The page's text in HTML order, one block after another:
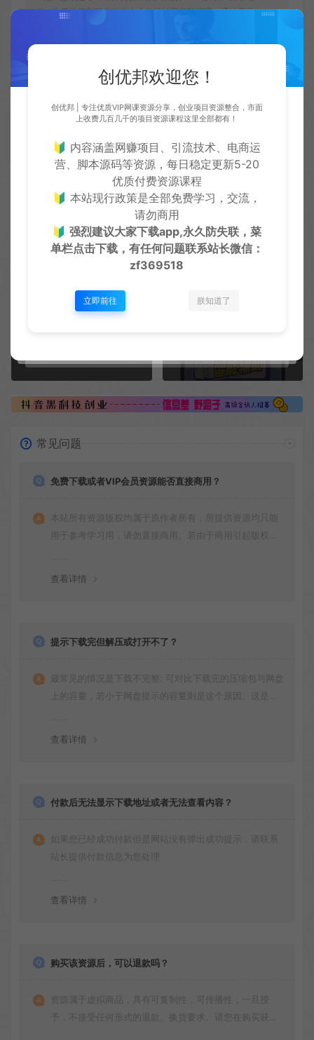
条：为了学习和研究软件内含的设计思想和原理，通过安装、
显示、传输或者存储软件等方式使用软件的，可以不经软件著
得商用，若因商用引起的版权纠纷，一切责任均由使用者自行
承担，本平台所属公司及其雇员不承担任何法律责任。
务。侵删请致信E-mail：cyb12340@163.com
创优邦 脚本卡密
安卓幸运破解器v11.4.7 官方最新版
https://cy.zhaishanghui.cn/40155.html
创优邦，12年风雨同舟，欢迎您一起缔造！
常见问题
免费下载或者VIP会员资源能否直接商用？
本站所有资源版权均属于原作者所有，所提供资源均只能
用于参考学习用，请勿直接商用。若由于商用引起版权纠
查看详情
提示下载完但解压或打开不了？
最常见的情况是下载不完整: 可对比下载完的压缩包与网盘
上的容量，若小于网盘提示的容量则是这个原因。这是浏
查看详情
付款后无法显示下载地址或者无法查看内容？
如果您已经成功付款但是网站没有弹出成功提示，请联系
站长提供付款信息为您处理
查看详情
购买该资源后，可以退款吗？
资源属于虚拟商品，具有可复制性，可传播性，一旦授
予，不接受任何形式的退款、换货要求。请您在购买获取
创优邦欢迎您！
创优邦 | 专注优质VIP网课资源分享，创业项目资源整合，市面
上收费几百几千的项目资源课程这里全部都有！
🔰 内容涵盖网赚项目、引流技术、电商运
营、脚本源码等资源，每日稳定更新5-20
优质付费资源课程
🔰 本站现行政策是全部免费学习，交流，
请勿商用
🔰强烈建议大家下载app,永久防失联，菜
单栏点击下载，有任何问题联系站长微信：
zf369518
立即前往 朕知道了